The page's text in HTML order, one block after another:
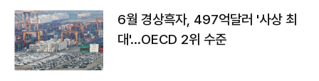
6월 경상흑자, 497억달러 '사상 최
대'…OECD 2위 수준